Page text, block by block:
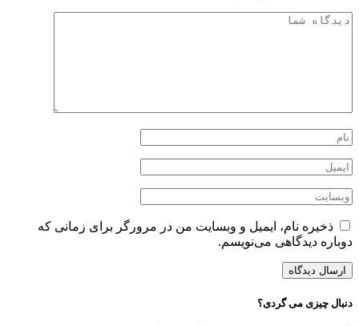
ذخیره نام، ایمیل و وبسایت من در مرورگر برای زمانی که
دوباره دیدگاهی می‌نویسم.
دنبال چیزی می گردی؟